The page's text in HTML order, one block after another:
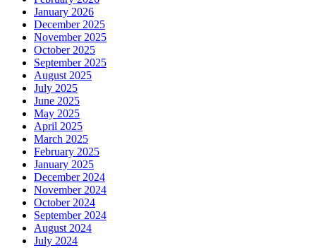
January 2026
December 2025
November 2025
October 2025
September 2025
August 2025
July 2025
June 2025
May 2025
April 2025
March 2025
February 2025
January 2025
December 2024
November 2024
October 2024
September 2024
August 2024
July 2024